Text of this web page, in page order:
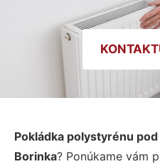
Pokládka polystyrénu
Borinka? Ponúkame vám